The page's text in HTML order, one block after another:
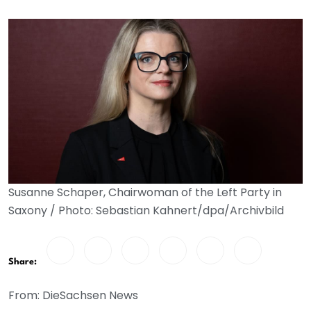
Susanne Schaper, Chairwoman of the Left Party in
Saxony / Photo: Sebastian Kahnert/dpa/Archivbild
Share:
From: DieSachsen News